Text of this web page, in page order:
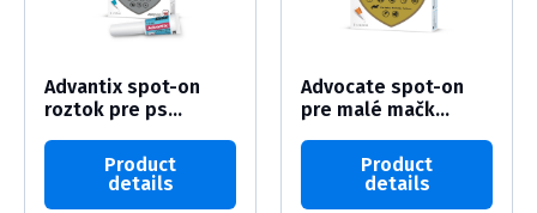
Advantix spot-on
roztok pre ps...
Product
details
Advocate spot-on
pre malé mačk...
Product
details